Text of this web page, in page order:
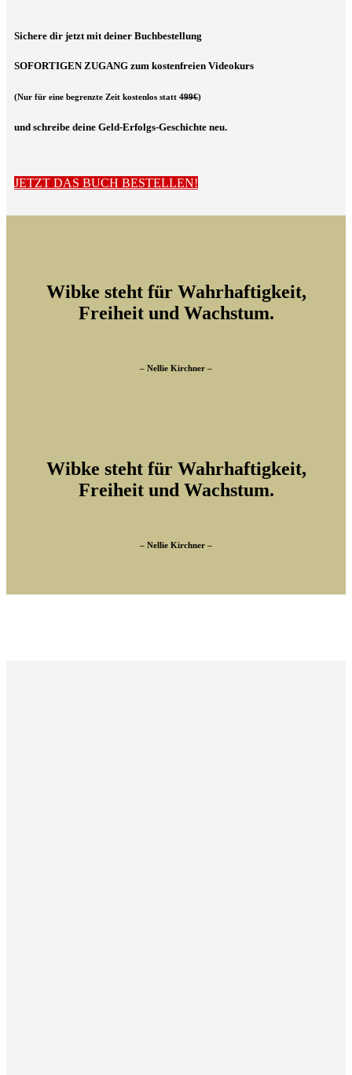
Sichere dir jetztmit deiner Buchbestellung
SOFORTIGEN ZUGANG zum kostenfreien Videokurs
(Nur für eine begrenzte Zeit kostenlos statt 499€)
und schreibe deine Geld-Erfolgs-Geschichte neu.
JETZT DAS BUCH BESTELLEN!
Wibke steht für Wahrhaftigkeit,
Freiheit und Wachstum.
– Nellie Kirchner –
Wibke steht für Wahrhaftigkeit,
Freiheit und Wachstum.
– Nellie Kirchner –